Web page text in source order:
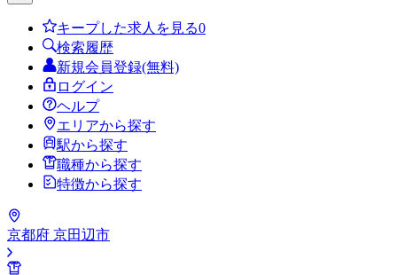
キープした求人を見る0
検索履歴
新規会員登録(無料)
ログイン
ヘルプ
エリアから探す
駅から探す
職種から探す
特徴から探す
京都府 京田辺市